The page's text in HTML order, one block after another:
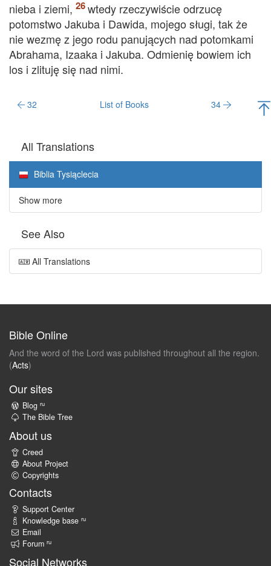
nieba i ziemi,
wtedy rzeczywiście odrzucę
potomstwo Jakuba i Dawida, mojego sługi, tak że
nie wezmę z jego rodu panujących nad potomkami
Abrahama, Izaaka i Jakuba. Odmienię bowiem ich
los i zlituję się nad nimi.
32 List of Books 34
All Translations
Biblia Tysiąclecia
Show more
See Also
All Translations
Bible Online
And the word of the Lord was published throughout all the region.
(Acts)
Our sites
Blog ru
The Bible Tree
About us
Creed
About Project
Copyrights
Contacts
Support Center
Knowledge base ru
Email
Forum ru
Social Networks